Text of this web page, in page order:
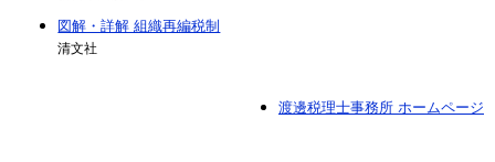
図解・詳解 組織再編税制
清文社
渡邊税理士事務所 ホームページ